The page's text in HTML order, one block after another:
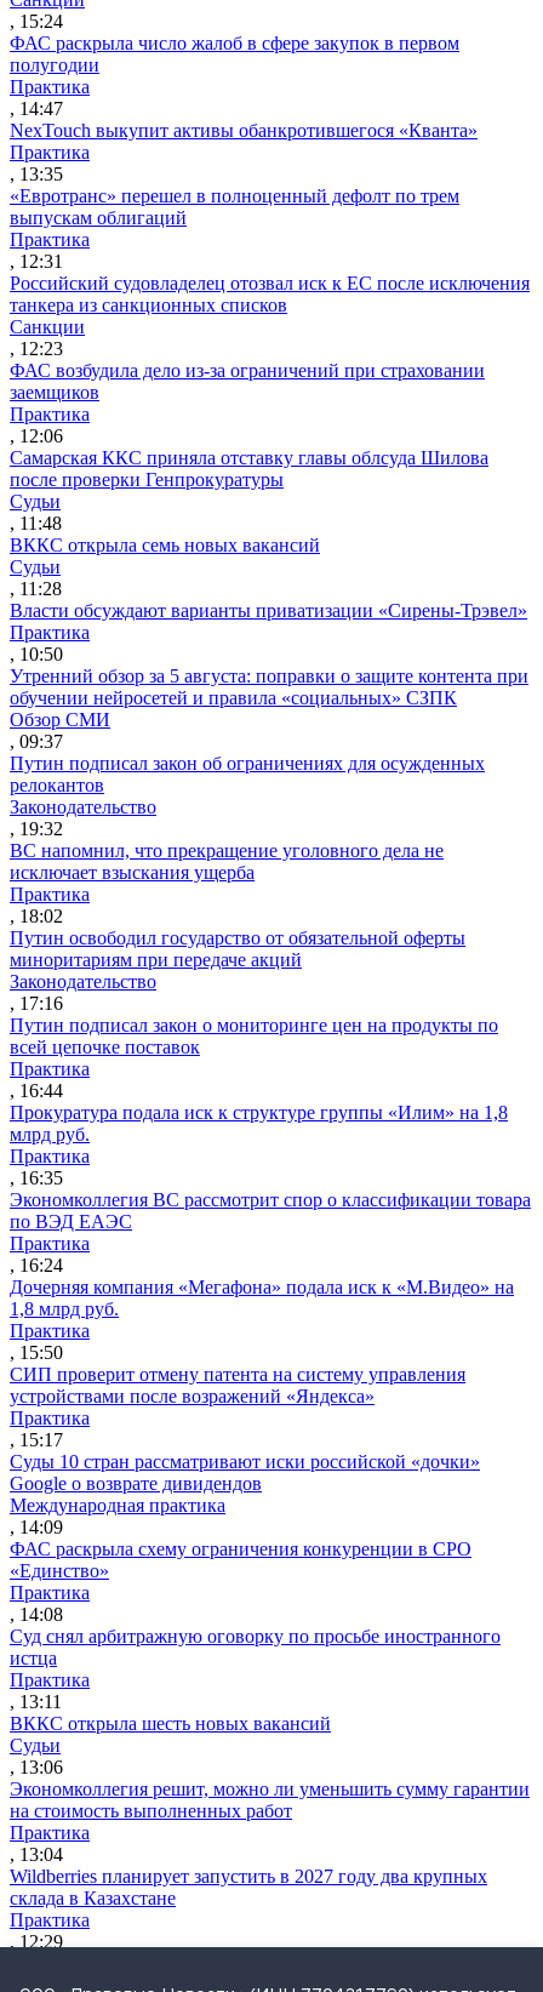
, 15:24
ФАС раскрыла число жалоб в сфере закупок в первом
полугодии
Практика
, 14:47
NexTouch выкупит активы обанкротившегося «Кванта»
Практика
, 13:35
«Евротранс» перешел в полноценный дефолт по трем
выпускам облигаций
Практика
, 12:31
Российский судовладелец отозвал иск к ЕС после исключения
танкера из санкционных списков
Санкции
, 12:23
ФАС возбудила дело из-за ограничений при страховании
заемщиков
Практика
, 12:06
Самарская ККС приняла отставку главы облсуда Шилова
после проверки Генпрокуратуры
Судьи
, 11:48
ВККС открыла семь новых вакансий
Судьи
, 11:28
Власти обсуждают варианты приватизации «Сирены-Трэвел»
Практика
, 10:50
Утренний обзор за 5 августа: поправки о защите контента при
обучении нейросетей и правила «социальных» СЗПК
Обзор СМИ
, 09:37
Путин подписал закон об ограничениях для осужденных
релокантов
Законодательство
, 19:32
ВС напомнил, что прекращение уголовного дела не
исключает взыскания ущерба
Практика
, 18:02
Путин освободил государство от обязательной оферты
миноритариям при передаче акций
Законодательство
, 17:16
Путин подписал закон о мониторинге цен на продукты по
всей цепочке поставок
Практика
, 16:44
Прокуратура подала иск к структуре группы «Илим» на 1,8
млрд руб.
Практика
, 16:35
Экономколлегия ВС рассмотрит спор о классификации товара
по ВЭД ЕАЭС
Практика
, 16:24
Дочерняя компания «Мегафона» подала иск к «М.Видео» на
1,8 млрд руб.
Практика
, 15:50
СИП проверит отмену патента на систему управления
устройствами после возражений «Яндекса»
Практика
, 15:17
Суды 10 стран рассматривают иски российской «дочки»
Google о возврате дивидендов
Международная практика
, 14:09
ФАС раскрыла схему ограничения конкуренции в СРО
«Единство»
Практика
, 14:08
Суд снял арбитражную оговорку по просьбе иностранного
истца
Практика
, 13:11
ВККС открыла шесть новых вакансий
Судьи
, 13:06
Экономколлегия решит, можно ли уменьшить сумму гарантии
на стоимость выполненных работ
Практика
, 13:04
Wildberries планирует запустить в 2027 году два крупных
склада в Казахстане
Практика
, 12:29
расходов